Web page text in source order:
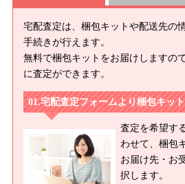
宅配査定は、梱包キットや配送先の
手続きが行えます。
無料で梱包キットをお届けしますの
に査定ができます。
宅配査定フォームより梱包キッ
査定を希望す
わせて、梱包
お届け先・お
択します。